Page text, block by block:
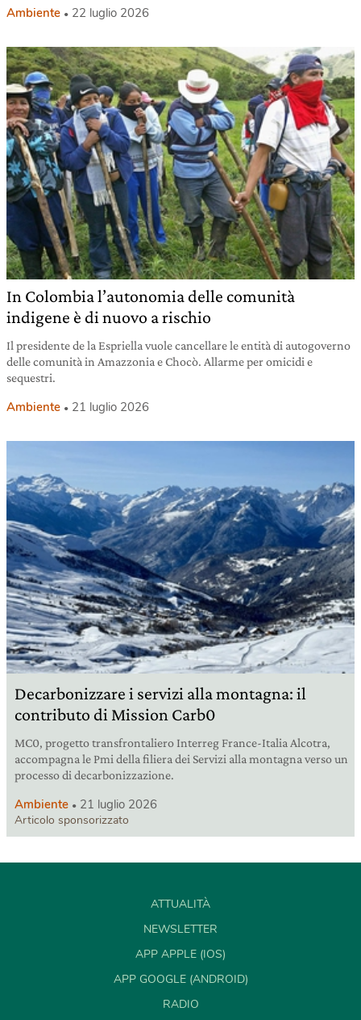
Ambiente 22 luglio 2026
In Colombia l’autonomia delle comunità
indigene è di nuovo a rischio
Il presidente de la Espriella vuole cancellare le entità di autogoverno
delle comunità in Amazzonia e Chocò. Allarme per omicidi e
sequestri.
Ambiente 21 luglio 2026
Decarbonizzare i servizi alla montagna: il
contributo di Mission Carb0
MC0, progetto transfrontaliero Interreg France-Italia Alcotra,
accompagna le Pmi della filiera dei Servizi alla montagna verso un
processo di decarbonizzazione.
Ambiente 21 luglio 2026
Articolo sponsorizzato
ATTUALITÀ
NEWSLETTER
APP APPLE (IOS)
APP GOOGLE (ANDROID)
RADIO